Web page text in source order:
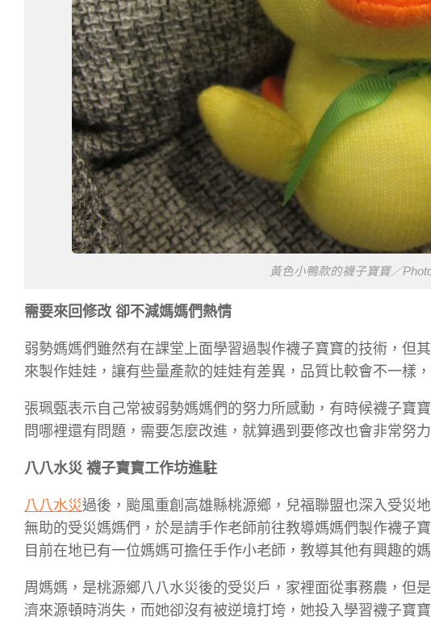
黃色小鴨款的襪子寶寶／
需要來回修改 卻不減媽媽們熱情
弱勢媽媽們雖然有在課堂上面學習過製作襪子寶寶的技術，但
來製作娃娃，讓有些量產款的娃娃有差異，品質比較會不一樣
張珮甄表示自己常被弱勢媽媽們的努力所感動，有時候襪子寶
問哪裡還有問題，需要怎麼改進，就算遇到要修改也會非常努
八八水災 襪子寶寶工作坊進駐
八八水災過後，颱風重創高雄縣桃源鄉，兒福聯盟也深入受災
無助的受災媽媽們，於是請手作老師前往教導媽媽們製作襪子
目前在地已有一位媽媽可擔任手作小老師，教導其他有興趣的媽
周媽媽，是桃源鄉八八水災後的受災戶，家裡面從事務農，但
濟來源頓時消失，而她卻沒有被逆境打垮，她投入學習襪子寶